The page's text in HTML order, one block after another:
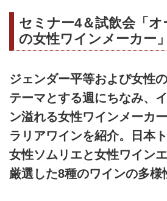
セミナー4＆試飲会「
の女性ワインメーカー」
ジェンダー平等および女性
テーマとする週にちなみ、
ン溢れる女性ワインメーカ
ラリアワインを紹介。日本
女性ソムリエと女性ワイン
厳選した8種のワインの多様